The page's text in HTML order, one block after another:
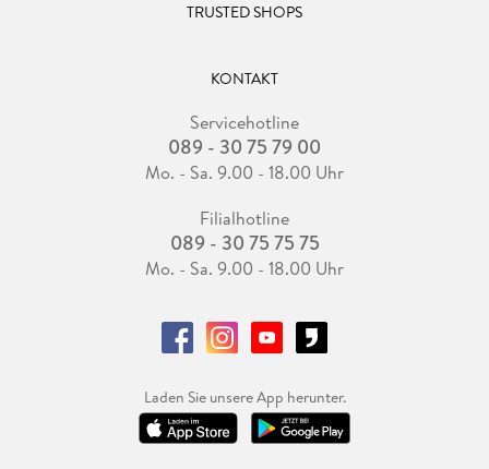
TRUSTED SHOPS
KONTAKT
Servicehotline
089 - 30 75 79 00
Mo. - Sa. 9.00 - 18.00 Uhr
Filialhotline
089 - 30 75 75 75
Mo. - Sa. 9.00 - 18.00 Uhr
Laden Sie unsere App herunter.